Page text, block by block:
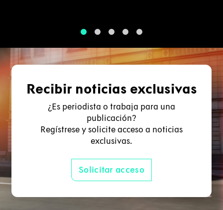
Recibir noticias exclusivas
¿Es periodista o trabaja para una
publicación?
Regístrese y solicite acceso a noticias
exclusivas.
Solicitar acceso